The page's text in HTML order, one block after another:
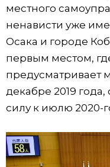
местного
ненависти уже
Осака и городе
первым местом,
предусматривает
декабре 2019
силу к июлю 2020-